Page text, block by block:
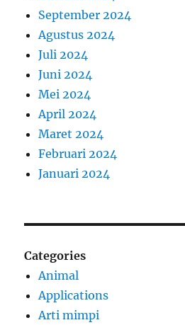
September 2024
Agustus 2024
Juli 2024
Juni 2024
Mei 2024
April 2024
Maret 2024
Februari 2024
Januari 2024
Categories
Animal
Applications
Arti mimpi